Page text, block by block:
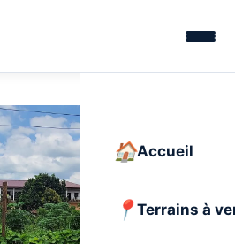
Accueil
Terrains à